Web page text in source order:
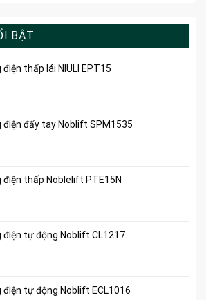
BẬT
điện thấp lái NIULI EPT15
điện đẩy tay Noblift SPM1535
điện thấp Noblelift PTE15N
điện tự động Noblift CL1217
điện tự động Noblift ECL1016